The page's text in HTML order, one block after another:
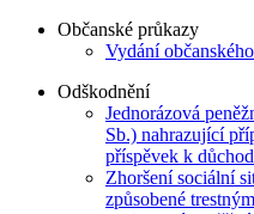
Občanské průkazy
Vydání
Odškodnění
Jednorázová
Sb.) nahrazující
příspěvek k
Zhoršení sociální
způsobené